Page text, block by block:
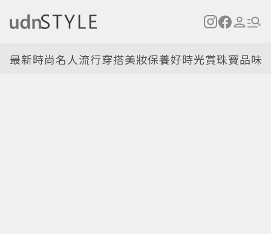
最新時尚名人流行穿搭美妝保養好時光賞珠寶品味